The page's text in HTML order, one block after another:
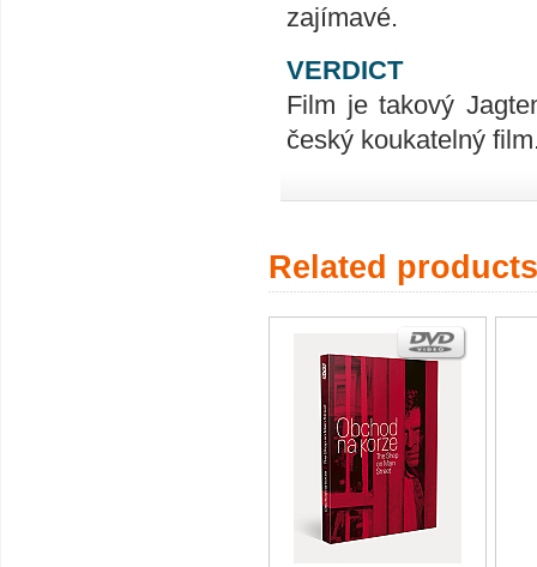
zajímavé.
VERDICT
Film je takový
český koukatelný
Related products